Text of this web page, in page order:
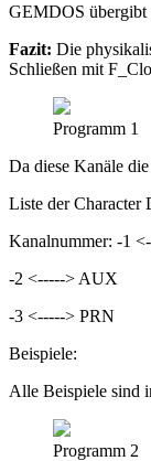
GEMDOS übergibt
Fazit: Die
Schließen mit
Programm 1
Da diese Kanäle
Liste der Character
Kanalnummer: -1
-2 <-----> AUX
-3 <-----> PRN
Beispiele:
Alle Beispiele sind
Programm 2